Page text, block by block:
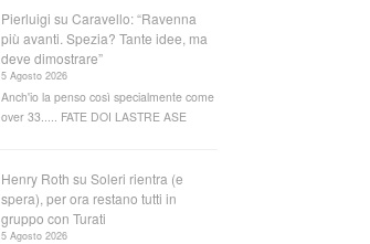
Pierluigi suCaravello: “Ravenna
più avanti. Spezia? Tante idee, ma
deve dimostrare”
5 Agosto 2026
Anch'io la penso così specialmente come
over 33..... FATE DOI LASTRE ASE
Henry Roth suSoleri rientra (e
spera), per ora restano tutti in
gruppo con Turati
5 Agosto 2026